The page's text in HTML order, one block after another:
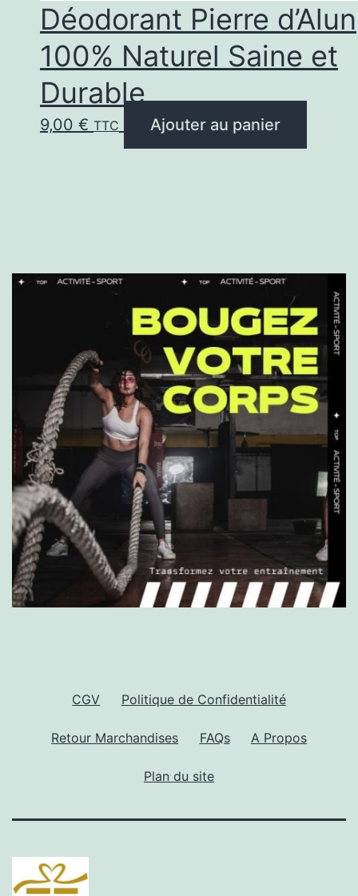
Déodorant Pierre d’Alun
100% Naturel Saine et
Durable
9,00 € TTC Ajouter au panier
CGV Politique de Confidentialité
Retour Marchandises FAQs A Propos
Plan du site